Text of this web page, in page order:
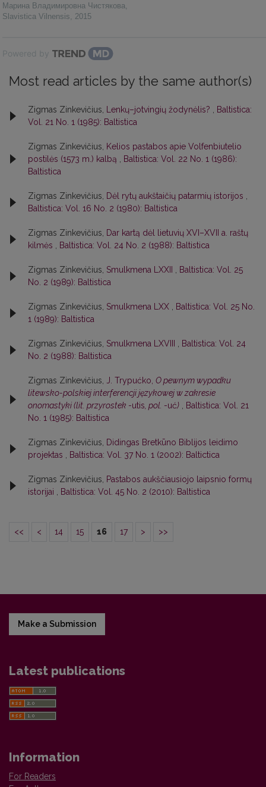
Марина Владимировна Чистякова
Slavistica Vilnensis
2015
Powered by
Most read articles by the same author(s)
Zigmas Zinkevičius, Lenkų–jotvingių žodynėlis?
Baltistica:
Vol. 21 No. 1 (1985): Baltistica
Zigmas Zinkevičius,
Kelios pastabos apie Volfenbiutelio
postilės (1573 m.) kalbą
Baltistica: Vol. 22 No. 1 (1986):
Baltistica
Zigmas Zinkevičius, Dėl rytų aukštaičių patarmių istorijos
Baltistica: Vol. 16 No. 2 (1980): Baltistica
Zigmas Zinkevičius,
Dar kartą dėl lietuvių XVI–XVII a. raštų
kilmės
Baltistica: Vol. 24 No. 2 (1988): Baltistica
Zigmas Zinkevičius, Smulkmena LXXII
Baltistica: Vol. 25
No. 2 (1989): Baltistica
Zigmas Zinkevičius, Smulkmena LXX
Baltistica: Vol. 25 No.
1 (1989): Baltistica
Zigmas Zinkevičius, Smulkmena LXVIII
Baltistica: Vol. 24
No. 2 (1988): Baltistica
Zigmas Zinkevičius, J. Trypućko, O pewnym wypadku
litewsko-polskiej interferencji językowej w zakresie
onomastyki (lit. przyrostek -utis , pol. -uć)
Baltistica: Vol. 21
No. 1 (1985): Baltistica
Zigmas Zinkevičius,
Didingas Bretkūno Biblijos leidimo
projektas
Baltistica: Vol. 37 No. 1 (2002): Baltictica
Zigmas Zinkevičius,
Pastabos aukščiausiojo laipsnio formų
istorijai
Baltistica: Vol. 45 No. 2 (2010): Baltistica
<< < 14 15 16 17 > >>
Make a Submission
Latest publications
Information
For Readers